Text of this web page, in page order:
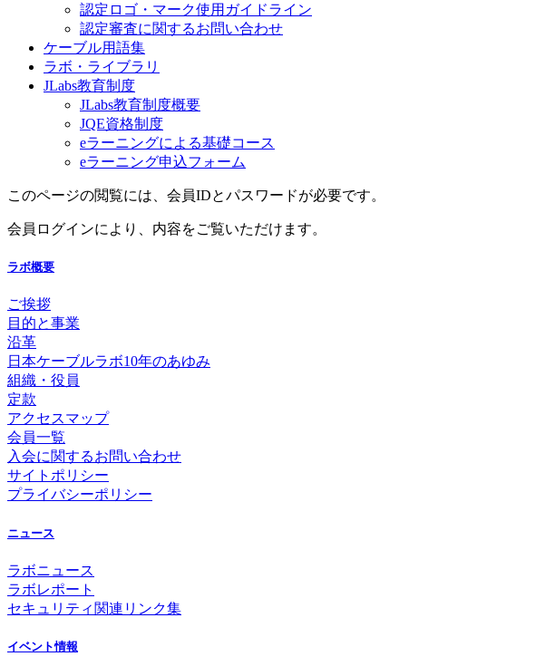
認定ロゴ・マーク使用ガイドライン
認定審査に関するお問い合わせ
ケーブル用語集
ラボ・ライブラリ
JLabs教育制度
JLabs教育制度概要
JQE資格制度
eラーニングによる基礎コース
eラーニング申込フォーム
このページの閲覧には、会員IDとパスワードが必要です。
会員ログインにより、内容をご覧いただけます。
ラボ概要
ご挨拶
目的と事業
沿革
日本ケーブルラボ10年のあゆみ
組織・役員
定款
アクセスマップ
会員一覧
入会に関するお問い合わせ
サイトポリシー
プライバシーポリシー
ニュース
ラボニュース
ラボレポート
セキュリティ関連リンク集
イベント情報